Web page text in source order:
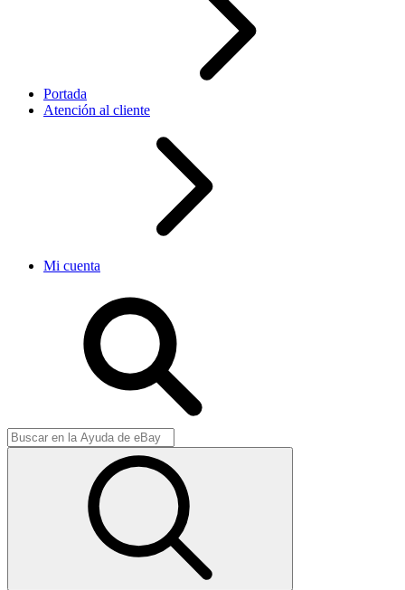
Portada
Atención al cliente
Mi cuenta